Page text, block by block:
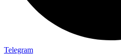
Telegram